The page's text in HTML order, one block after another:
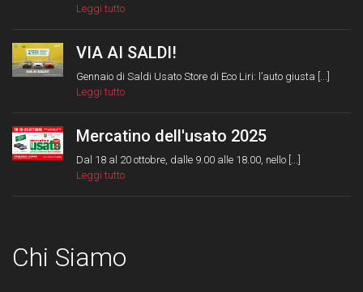
Leggi tutto
VIA AI SALDI!
Gennaio di Saldi Usato Store di Eco Liri: l’auto giusta [...]
Leggi tutto
Mercatino dell'usato 2025
Dal 18 al 20 ottobre, dalle 9.00 alle 18.00, nello [...]
Leggi tutto
Chi Siamo